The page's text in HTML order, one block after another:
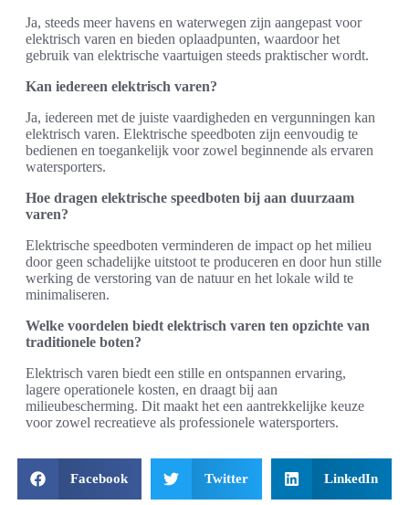
Ja, steeds meer havens en waterwegen zijn aangepast voor
elektrisch varen en bieden oplaadpunten, waardoor het
gebruik van elektrische vaartuigen steeds praktischer wordt.
Kan iedereen elektrisch varen?
Ja, iedereen met de juiste vaardigheden en vergunningen kan
elektrisch varen. Elektrische speedboten zijn eenvoudig te
bedienen en toegankelijk voor zowel beginnende als ervaren
watersporters.
Hoe dragen elektrische speedboten bij aan duurzaam
varen?
Elektrische speedboten verminderen de impact op het milieu
door geen schadelijke uitstoot te produceren en door hun stille
werking de verstoring van de natuur en het lokale wild te
minimaliseren.
Welke voordelen biedt elektrisch varen ten opzichte van
traditionele boten?
Elektrisch varen biedt een stille en ontspannen ervaring,
lagere operationele kosten, en draagt bij aan
milieubescherming. Dit maakt het een aantrekkelijke keuze
voor zowel recreatieve als professionele watersporters.
Facebook Twitter LinkedIn